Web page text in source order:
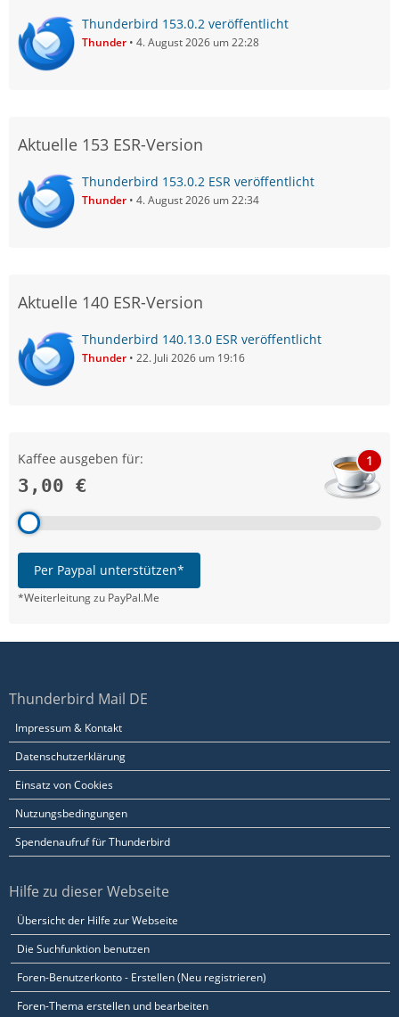
Thunderbird 153.0.2 veröffentlicht
Thunder 4. August 2026 um 22:28
Aktuelle 153 ESR-Version
Thunderbird 153.0.2 ESR veröffentlicht
Thunder 4. August 2026 um 22:34
Aktuelle 140 ESR-Version
Thunderbird 140.13.0 ESR veröffentlicht
Thunder 22. Juli 2026 um 19:16
Kaffee ausgeben für:
3,00 €
1
Per Paypal unterstützen*
*Weiterleitung zu PayPal.Me
Thunderbird Mail DE
Impressum & Kontakt
Datenschutzerklärung
Einsatz von Cookies
Nutzungsbedingungen
Spendenaufruf für Thunderbird
Hilfe zu dieser Webseite
Übersicht der Hilfe zur Webseite
Die Suchfunktion benutzen
Foren-Benutzerkonto - Erstellen (Neu registrieren)
Foren-Thema erstellen und bearbeiten